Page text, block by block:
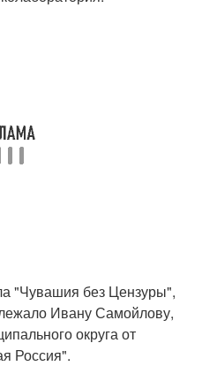
"Чувашия без Цензуры",
Ивану Самойлову,
округа от
Россия".